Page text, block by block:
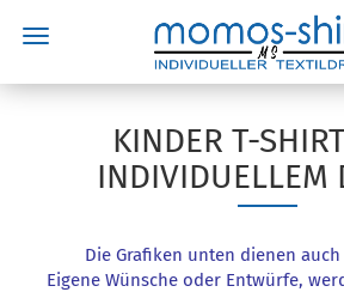
KINDER T-
INDIVIDUELLEM
Die Grafiken unten dienen
Eigene Wünsche oder Entwürfe,